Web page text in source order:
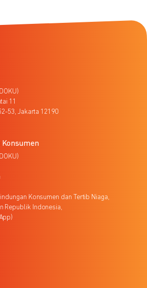
11
53, Jakarta 12190
Konsumen
Konsumen dan Tertib Niaga,
Republik Indonesia,